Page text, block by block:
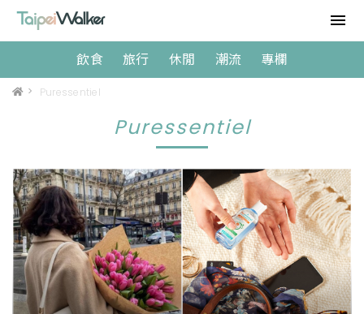
飲食 旅行 休閒 潮流 專欄
> Puressentiel
Puressentiel